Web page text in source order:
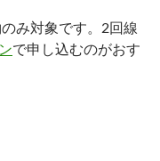
み対象です。2回線
で申し込むのがおす